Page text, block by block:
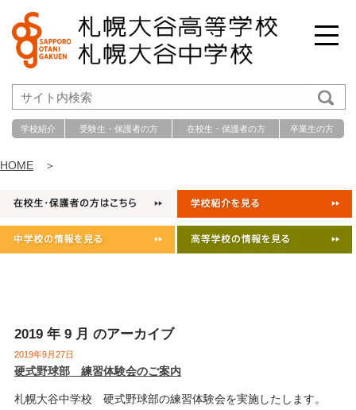
学校紹介 受験生・保護者の方 在校生・保護者の方 卒業生の方
HOME ＞
2019 年 9 月 のアーカイブ
2019年9月27日
硬式野球部 練習体験会のご案内
札幌大谷中学校 硬式野球部の練習体験会を実施したします。